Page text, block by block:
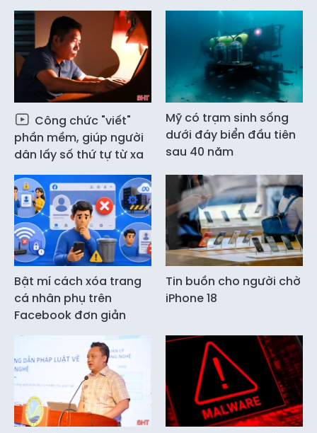
Công chức "viết"
phần mềm, giúp người
dân lấy số thứ tự từ xa
Mỹ có trạm sinh sống
dưới đáy biển đầu tiên
sau 40 năm
Bật mí cách xóa trang
cá nhân phụ trên
Facebook đơn giản
Tin buồn cho người chờ
iPhone 18